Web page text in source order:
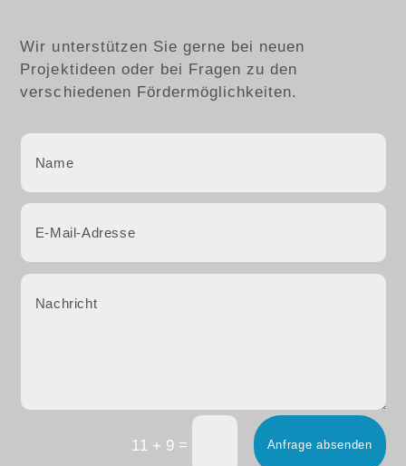
Wir unterstützen Sie gerne bei neuen
Projektideen oder bei Fragen zu den
verschiedenen Fördermöglichkeiten.
11 + 9= Anfrage absenden